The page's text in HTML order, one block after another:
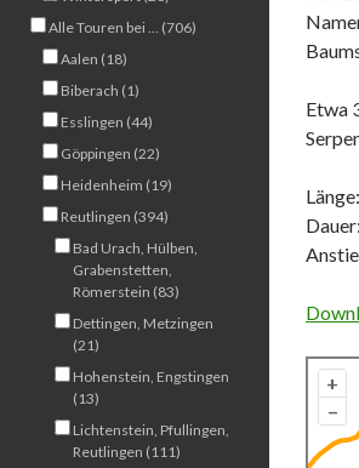
Etwa
+
–
Alle Touren bei … (706)
Aalen (18)
Biberach (1)
Esslingen (44)
Göppingen (22)
Heidenheim (19)
Reutlingen (394)
Bad Urach, Hülben,
Grabenstetten,
Römerstein (83)
Dettingen, Metzingen
(21)
Hohenstein, Engstingen
(13)
Lichtenstein, Pfullingen,
Reutlingen (111)